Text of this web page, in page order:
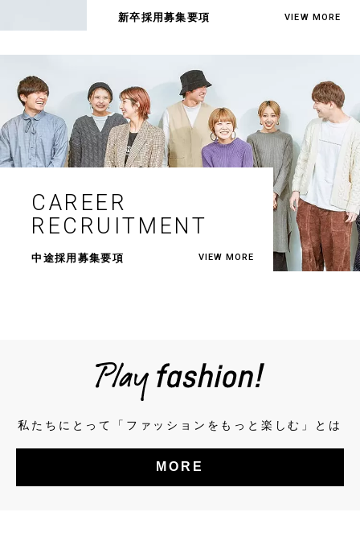
新卒採用募集要項 VIEW MORE
CAREER
RECRUITMENT
中途採用募集要項 VIEW MORE
私たちにとって「ファッションをもっと楽しむ」とは
MORE